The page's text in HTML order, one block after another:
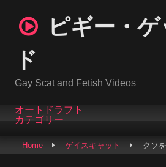
content
ピギー・
ド
Gay Scat and Fetish Videos
オートドラフト
カテゴリー
Home ゲイスキャット クソ